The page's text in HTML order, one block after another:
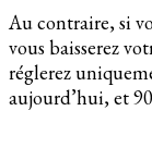
Au contraire, si
vous baisserez
réglerez
aujourd’hui, et